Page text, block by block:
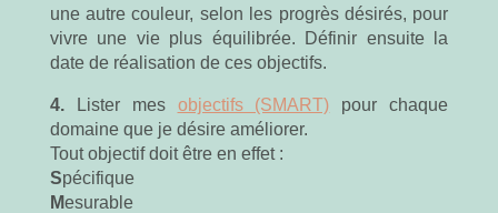
une autre couleur, selon les progrès désirés, pour
vivre une vie plus équilibrée. Définir ensuite la
date de réalisation de ces objectifs.
4.Lister mes objectifs (SMART) pour chaque
domaine que je désire améliorer.
Tout objectif doit être en effet :
Spécifique
Mesurable